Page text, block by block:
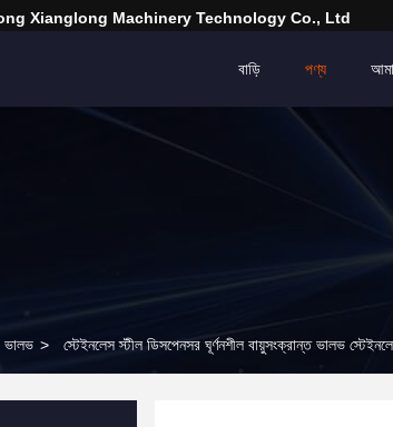
Xianglong Machinery Technology Co., Ltd
বাড়ি পণ্য
ভালভ > স্টেইনলেস স্টীল ডিসপেনসর ঘূর্ণনশীল বায়ুসংক্রান্ত ভালভ